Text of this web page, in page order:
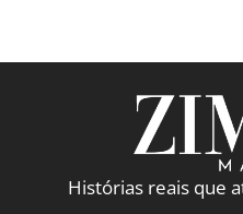
Histórias reais que